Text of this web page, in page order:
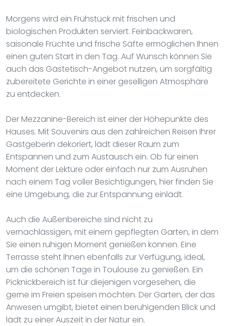
Morgens wird ein Frühstück mit frischen und
biologischen Produkten serviert. Feinbackwaren,
saisonale Früchte und frische Säfte ermöglichen Ihnen
einen guten Start in den Tag. Auf Wunsch können Sie
auch das Gästetisch-Angebot nutzen, um sorgfältig
zubereitete Gerichte in einer geselligen Atmosphäre
zu entdecken.
Der Mezzanine-Bereich ist einer der Höhepunkte des
Hauses. Mit Souvenirs aus den zahlreichen Reisen Ihrer
Gastgeberin dekoriert, lädt dieser Raum zum
Entspannen und zum Austausch ein. Ob für einen
Moment der Lektüre oder einfach nur zum Ausruhen
nach einem Tag voller Besichtigungen, hier finden Sie
eine Umgebung, die zur Entspannung einlädt.
Auch die Außenbereiche sind nicht zu
vernachlässigen, mit einem gepflegten Garten, in dem
Sie einen ruhigen Moment genießen können. Eine
Terrasse steht Ihnen ebenfalls zur Verfügung, ideal,
um die schönen Tage in Toulouse zu genießen. Ein
Picknickbereich ist für diejenigen vorgesehen, die
gerne im Freien speisen möchten. Der Garten, der das
Anwesen umgibt, bietet einen beruhigenden Blick und
lädt zu einer Auszeit in der Natur ein.